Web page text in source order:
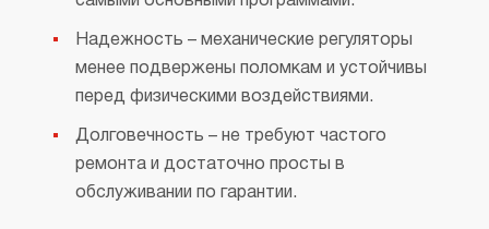
Надежность – механические регуляторы
менее подвержены поломкам и устойчивы
перед физическими воздействиями.
Долговечность – не требуют частого
ремонта и достаточно просты в
обслуживании по гарантии.